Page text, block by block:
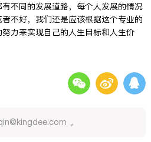
不同的发展道路，每个人发展的情况
不好，我们还是应该根据这个专业的
力来实现自己的人生目标和人生价
。